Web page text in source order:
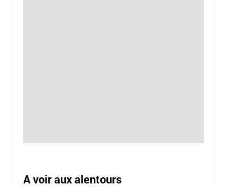
A voir aux alentours